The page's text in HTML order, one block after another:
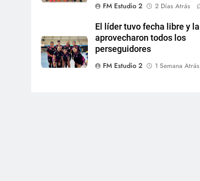
FM Estudio 2
2 Días Atrás
El líder tuvo fecha libre y la
aprovecharon todos los
perseguidores
FM Estudio 2
1 Semana Atrás